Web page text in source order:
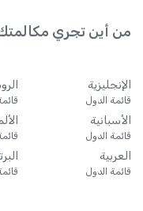
من أين تجري
الإنجليزية
قائمة الدول
الأسبانية
قائمة الدول
العربية
قائمة الدول